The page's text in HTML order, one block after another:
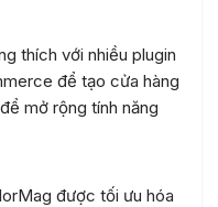
thích với nhiều plugin
để tạo cửa hàng
mở rộng tính năng
được tối ưu hóa